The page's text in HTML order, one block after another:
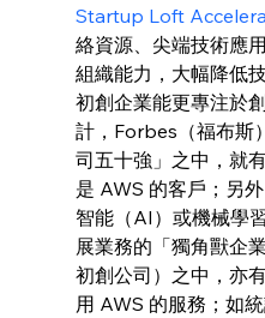
Startup Loft
絡資源、尖端技術應
組織能力，大幅降低
初創企業能更專注於
計，Forbes（福布斯
司五十強」之中，就
是 AWS 的客戶；另
智能（AI）或機械學
展業務的「獨角獸企
初創公司）之中，亦
用 AWS 的服務；如